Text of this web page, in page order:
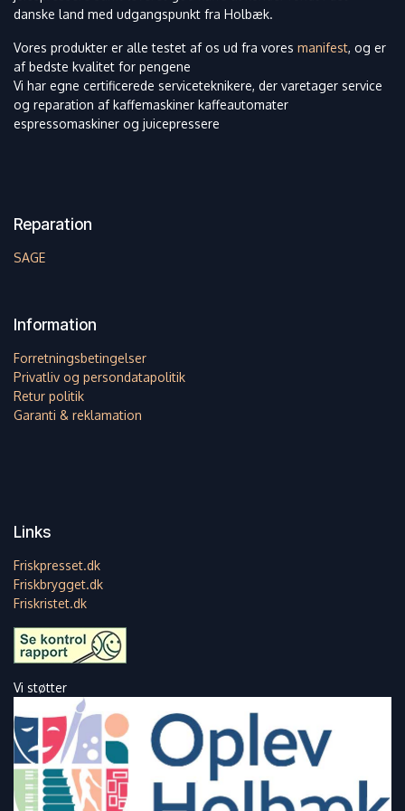
danske land med udgangspunkt fra Holbæk.
Vores produkter er alle testet af os ud fra vores manifest, og er
af bedste kvalitet for pengene
Vi har egne certificerede serviceteknikere, der varetager service
og reparation af kaffemaskiner kaffeautomater
espressomaskiner og juicepressere
Reparation
SAGE
Information
Forretningsbetingelser
Privatliv og persondatapolitik
Retur politik
Garanti & reklamation
Links
Friskpresset.dk
Friskbrygget.dk
Friskristet.dk
Vi støtter